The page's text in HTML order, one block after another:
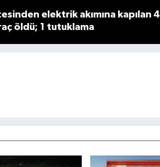
elektrik akımına kapılan 4
öldü; 1 tutuklama